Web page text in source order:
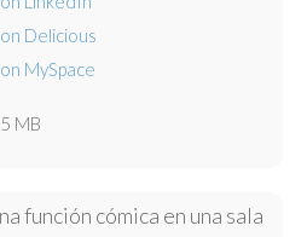
5 MB
función cómica en una sala